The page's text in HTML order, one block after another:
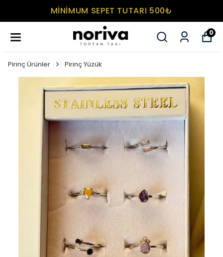
MİNİMUM SEPET TUTARI 500₺
0
Pirinç Ürünler Pirinç Yüzük